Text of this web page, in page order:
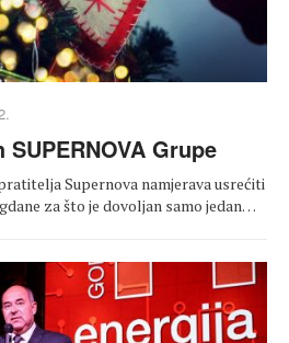
Grupe
Supernova namjerava usrećiti
za što je dovoljan samo jedan…